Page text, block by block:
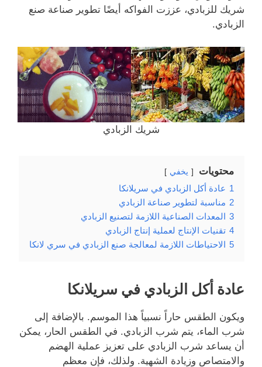
شريك للزبادي، عززت الفواكه أيضًا تطوير صناعة صنع
الزبادي.
شريك الزبادي
محتويات يخفي
عادة أكل الزبادي في سريلانكا
مناسبة لتطوير صناعة الزبادي
المعدات الصناعية اللازمة لتصنيع الزبادي
تقنيات الإنتاج لعملية إنتاج الزبادي
الاحتياطات اللازمة لمعالجة صنع الزبادي في سري لانكا
عادة أكل الزبادي في سريلانكا
ويكون الطقس حاراً نسبياً هذا الموسم. بالإضافة إلى
شرب الماء، يتم شرب الزبادي. في الطقس الحار، يمكن
أن يساعد شرب الزبادي على تعزيز عملية الهضم
والامتصاص وزيادة الشهية. ولذلك، فإن معظم